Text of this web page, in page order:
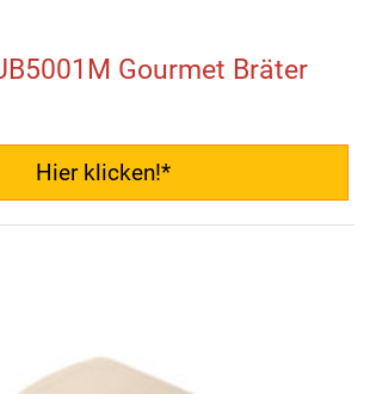
Gourmet Bräter
Hier klicken!*